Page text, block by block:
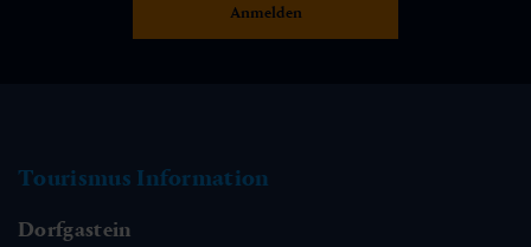
Tourismus Information
Dorfgastein